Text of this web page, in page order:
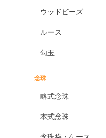
ウッドビーズ
ルース
勾玉
念珠
略式念珠
本式念珠